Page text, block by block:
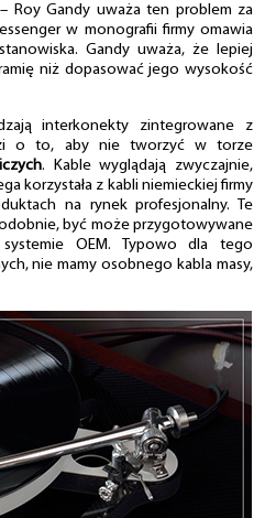
Roy Gandy uważa ten problem za
w monografii firmy omawia
Gandy uważa, że lepiej
niż dopasować jego wysokość
interkonekty zintegrowane z
o to, aby nie tworzyć w torze
. Kable wyglądają zwyczajnie,
korzystała z kabli niemieckiej firmy
na rynek profesjonalny. Te
być może przygotowywane
OEM. Typowo dla tego
nie mamy osobnego kabla masy,